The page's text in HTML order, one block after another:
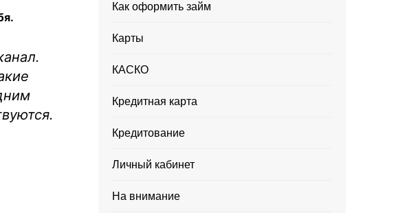
Как оформить займ
Карты
КАСКО
Кредитная карта
Кредитование
Личный кабинет
На внимание